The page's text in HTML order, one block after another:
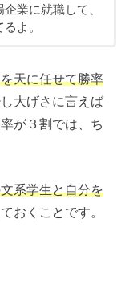
業に就職して、
よ。
天に任せて勝率
大げさに言えば
が３割では、ち
系学生と自分を
おくことです。